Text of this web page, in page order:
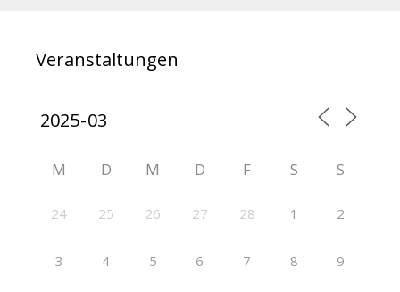
Veranstaltungen
M D M D F S S
24 25 26 27 28 1 2
3 4 5 6 7 8 9